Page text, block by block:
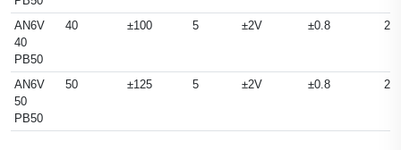
AN6V
40
PB50
40 ±100 5 ±2V ±0.8
AN6V
50
PB50
50 ±125 5 ±2V ±0.8